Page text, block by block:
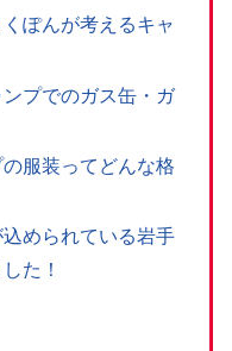
ぽんが考えるキャ
ンプでのガス缶・ガ
の服装ってどんな格
められている岩手
た！